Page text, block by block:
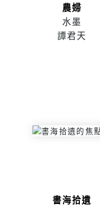
農婦
水墨
譚君天
書海拾遺